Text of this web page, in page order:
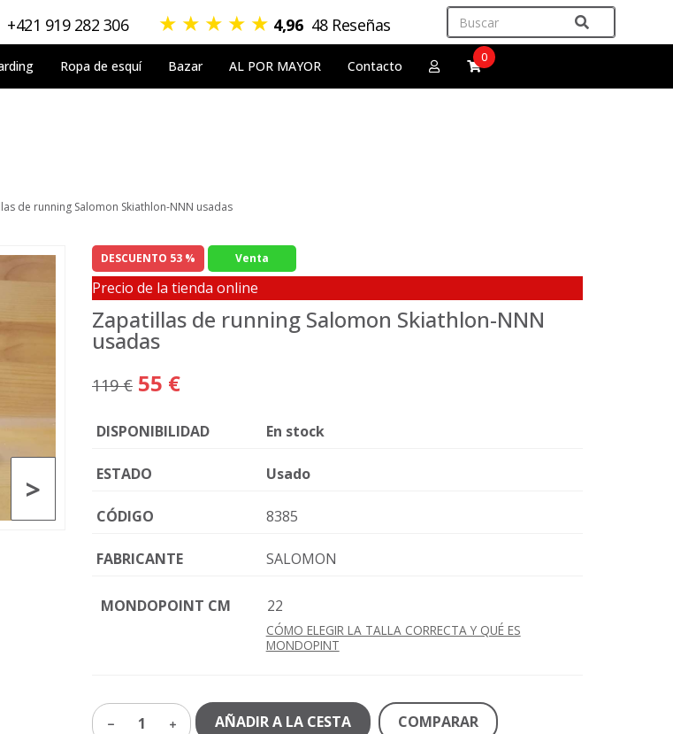
+421 919 282 306 ★ ★ ★ ★ ★ 4,96 48 Reseñas
Ropa de esquí Bazar AL POR MAYOR Contacto
0
de running Salomon Skiathlon-NNN usadas
>
DESCUENTO 53 % Venta
Precio de la tienda online
Zapatillas de running Salomon Skiathlon-NNN
usadas
119 € 55 €
DISPONIBILIDAD En stock
ESTADO Usado
CÓDIGO 8385
FABRICANTE SALOMON
MONDOPOINT CM 22
CÓMO ELEGIR LA TALLA CORRECTA Y QUÉ ES
MONDOPINT
1 AÑADIR A LA CESTA COMPARAR